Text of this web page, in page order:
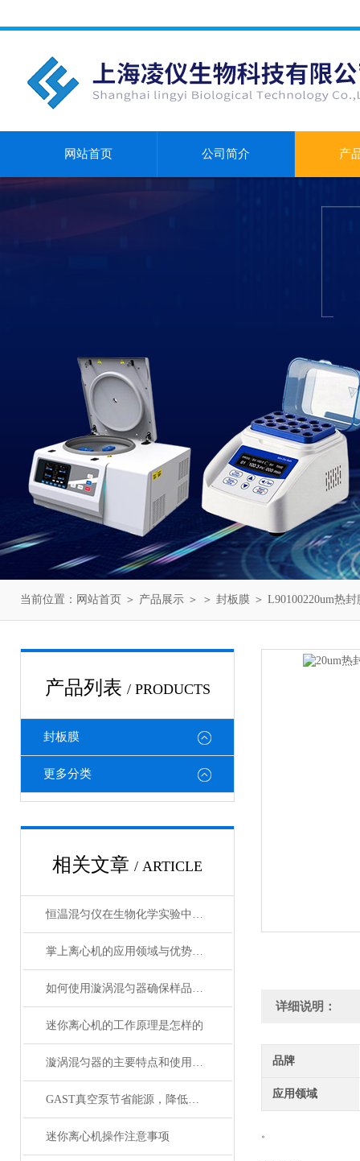
网站首页 公司简介 产
当前位置： 网站首页 ＞ 产品展示 ＞ ＞ 封板膜 ＞ L90100220um热
产品列表 / PRODUCTS
封板膜
更多分类
相关文章 / ARTICLE
恒温混匀仪在生物化学实验中的应用分析
掌上离心机的应用领域与优势分析
如何使用漩涡混匀器确保样品均匀混合？
迷你离心机的工作原理是怎样的
漩涡混匀器的主要特点和使用说明
GAST真空泵节省能源，降低噪音
迷你离心机操作注意事项
详细说明：
品牌
应用领域
。